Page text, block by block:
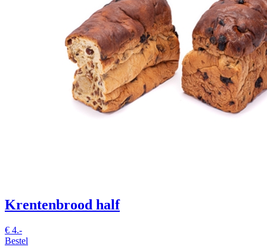
Krentenbrood half
€ 4.-
Bestel